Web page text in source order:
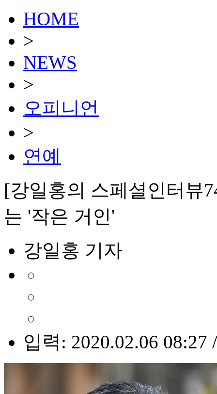
HOME
>
NEWS
>
오피니언
>
연예
[강일홍의 스페셜인터뷰
는 '작은 거인'
강일홍 기자
입력: 2020.02.06 08:27